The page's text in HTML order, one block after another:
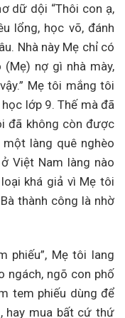
dữ dội “Thôi con ạ,
lổng, học võ, đánh
Nhà này Mẹ chỉ có
nợ gì nhà mày,
Mẹ tôi mắng tôi
lớp 9. Thế mà đã
đã không còn được
làng quê nghèo
Việt Nam làng nào
khá giả vì Mẹ tôi
thành công là nhờ
phiếu”, Mẹ tôi lang
ngách, ngõ con phố
tem phiếu dùng để
hay mua bất cứ thứ